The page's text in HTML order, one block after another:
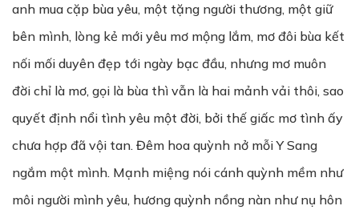
anh mua cặp bùa yêu, một tặng người thương, một giữ
bên mình, lòng kẻ mới yêu mơ mộng lắm, mơ đôi bùa kết
nối mối duyên đẹp tới ngày bạc đầu, nhưng mơ muôn
đời chỉ là mơ, gọi là bùa thì vẫn là hai mảnh vải thôi, sao
quyết định nổi tình yêu một đời, bởi thế giấc mơ tình ấy
chưa hợp đã vội tan. Đêm hoa quỳnh nở mỗi Y Sang
ngắm một mình. Mạnh miệng nói cánh quỳnh mềm như
môi người mình yêu, hương quỳnh nồng nàn như nụ hôn